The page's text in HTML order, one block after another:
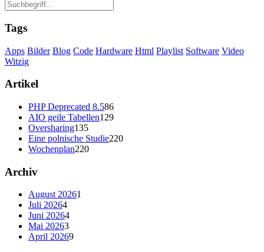
Tags
Apps Bilder Blog Code Hardware Html Playlist Software Video
Witzig
Artikel
PHP Deprecated 8.586
AIO geile Tabellen129
Oversharing135
Eine polnische Studie220
Wochenplan220
Archiv
August 20261
Juli 20264
Juni 20264
Mai 20263
April 20269